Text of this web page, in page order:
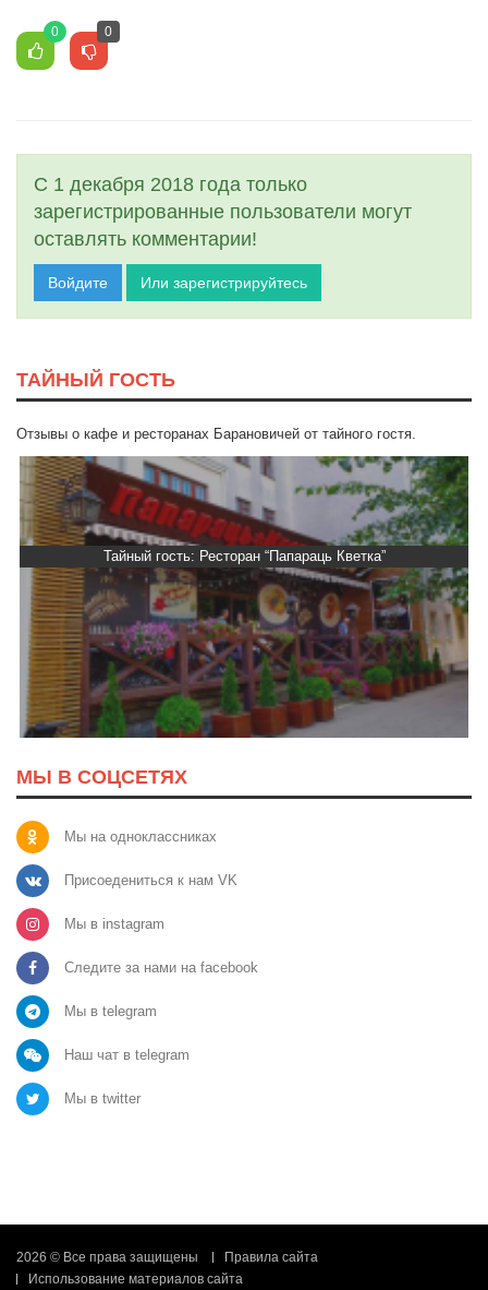
0 0
С 1 декабря 2018 года только
зарегистрированные пользователи могут
оставлять комментарии!
Войдите Или зарегистрируйтесь
ТАЙНЫЙ ГОСТЬ
Отзывы о кафе и ресторанах Барановичей от тайного гостя.
Тайный гость: Ресторан “Папараць Кветка”
МЫ В СОЦСЕТЯХ
Мы на одноклассниках
Присоедениться к нам VK
Мы в instagram
Следите за нами на facebook
Мы в telegram
Наш чат в telegram
Мы в twitter
2026 © Все права защищены
Правила сайта
Использование материалов сайта